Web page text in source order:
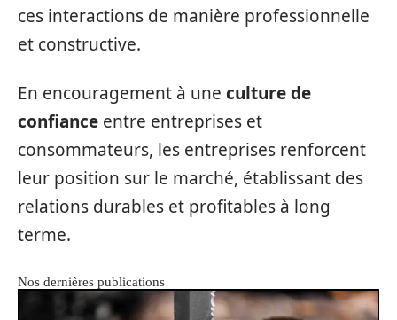
ces interactions de manière professionnelle
et constructive.
En encouragement à une culture de
confiance entre entreprises et
consommateurs, les entreprises renforcent
leur position sur le marché, établissant des
relations durables et profitables à long
terme.
Nos dernières publications